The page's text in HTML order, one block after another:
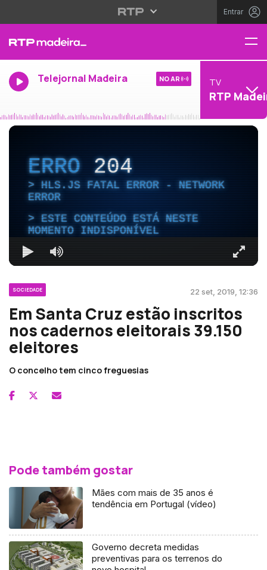
Entrar
Telejornal Madeira NO AR TV
RTP
ERRO204
HLS.JS FATAL ERROR - NETWORK
ERROR
ESTE CONTEÚDO ESTÁ NESTE
MOMENTO INDISPONÍVEL
SOCIEDADE 22 set, 2019, 12:36
Em Santa Cruz estão inscritos
nos cadernos eleitorais 39.150
eleitores
O concelho tem cinco freguesias
Pode também gostar
Mães com mais de 35 anos é
tendência em Portugal (vídeo)
Governo decreta medidas
preventivas para os terrenos do